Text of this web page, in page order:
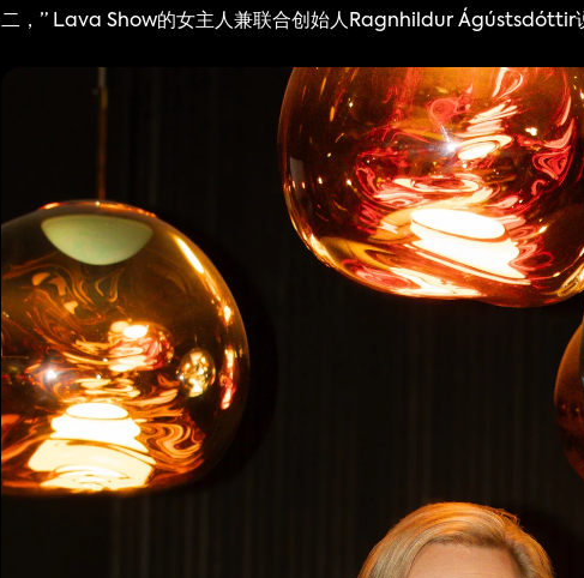
二，” Lava Show的女主人兼联合创始人Ragnhildur Ágústsdóttir